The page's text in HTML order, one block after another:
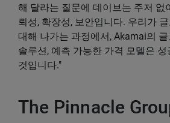
해 달라는 질문에 데이브는 주저 없
뢰성, 확장성, 보안입니다. 우리가
대해 나가는 과정에서, Akamai의
솔루션, 예측 가능한 가격 모델은
것입니다."
The Pinnacle